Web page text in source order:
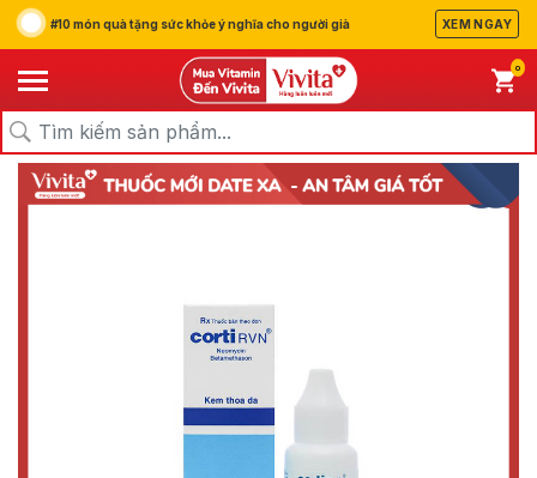
#10 món quà tặng sức khỏe ý nghĩa cho người già XEM NGAY
0
Trang chủ/Sản Phẩm/Thuốc